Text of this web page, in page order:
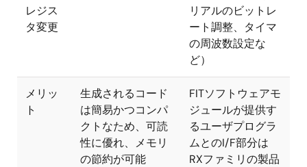
レジス
タ変更
リアルのビットレ
ート調整、タイマ
の周波数設定な
ど）
メリッ
ト
生成されるコード
は簡易かつコンパ
クトなため、可読
性に優れ、メモリ
の節約が可能
FITソフトウェアモ
ジュールが提供す
るユーザプログラ
ムとのI/F部分は
RXファミリの製品